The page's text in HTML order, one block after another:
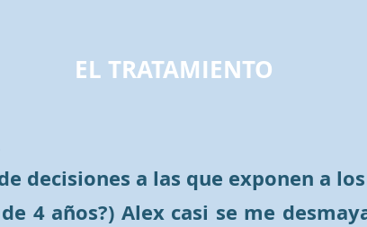
EL TRATAMIENTO
decisiones a las que exponen a
de 4 años?) Alex casi se me